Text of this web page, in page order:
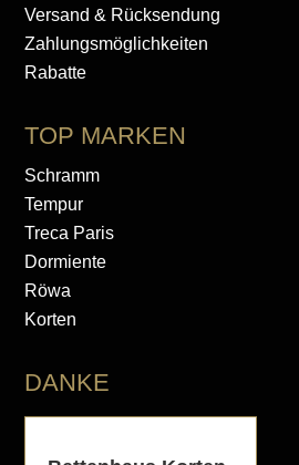
Versand & Rücksendung
Zahlungsmöglichkeiten
Rabatte
TOP MARKEN
Schramm
Tempur
Treca Paris
Dormiente
Röwa
Korten
DANKE